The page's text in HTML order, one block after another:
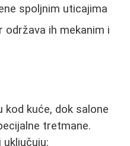
spoljnim uticajima
održava ih mekanim i
kod kuće, dok salone
tretmane.